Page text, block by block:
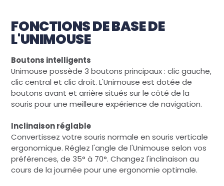
FONCTIONS DE BASE DE
L'UNIMOUSE
Boutons intelligents
Unimouse possède 3 boutons principaux : clic gauche,
clic central et clic droit. L'Unimouse est dotée de
boutons avant et arrière situés sur le côté de la
souris pour une meilleure expérience de navigation.
Inclinaison réglable
Convertissez votre souris normale en souris verticale
ergonomique. Réglez l'angle de l'Unimouse selon vos
préférences, de 35° à 70°. Changez l'inclinaison au
cours de la journée pour une ergonomie optimale.